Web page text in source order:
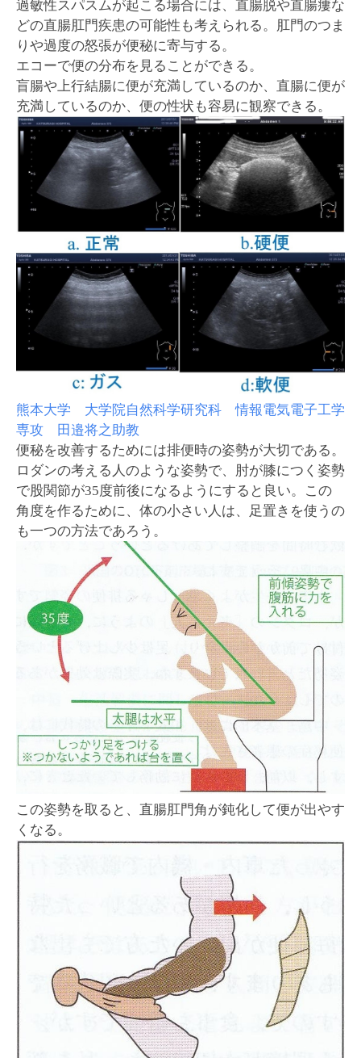
過敏性スパスムが起こる場合には、直腸脱や直腸瘻な
どの直腸肛門疾患の可能性も考えられる。肛門のつま
りや過度の怒張が便秘に寄与する。
エコーで便の分布を見ることができる。
盲腸や上行結腸に便が充満しているのか、直腸に便が
充満しているのか、便の性状も容易に観察できる。
熊本大学 大学院自然科学研究科 情報電気電子工学
専攻 田邉将之助教
便秘を改善するためには排便時の姿勢が大切である。
ロダンの考える人のような姿勢で、肘が膝につく姿勢
で股関節が35度前後になるようにすると良い。この
角度を作るために、体の小さい人は、足置きを使うの
も一つの方法であろう。
この姿勢を取ると、直腸肛門角が鈍化して便が出やす
くなる。